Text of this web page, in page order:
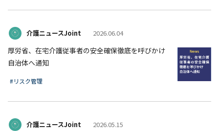
介護ニュースJoint 2026.06.04
厚労省、在宅介護従事者の安全確保徹底を呼びかけ
自治体へ通知
#リスク管理
介護ニュースJoint 2026.05.15